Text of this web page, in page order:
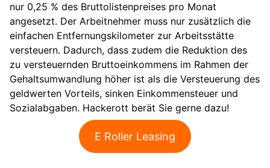
nur 0,25 % des Bruttolistenpreises pro Monat
angesetzt. Der Arbeitnehmer muss nur zusätzlich die
einfachen Entfernungskilometer zur Arbeitsstätte
versteuern. Dadurch, dass zudem die Reduktion des
zu versteuernden Bruttoeinkommens im Rahmen der
Gehaltsumwandlung höher ist als die Versteuerung des
geldwerten Vorteils, sinken Einkommensteuer und
Sozialabgaben. Hackerott berät Sie gerne dazu!
E Roller Leasing